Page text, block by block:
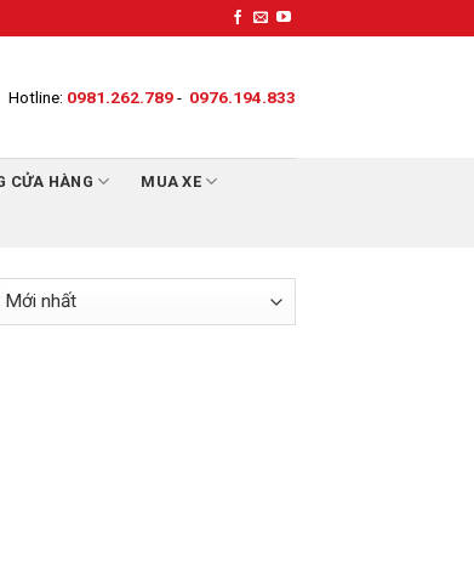
Hotline: 0981.262.789- 0976.194.833
CỬA HÀNG MUA XE